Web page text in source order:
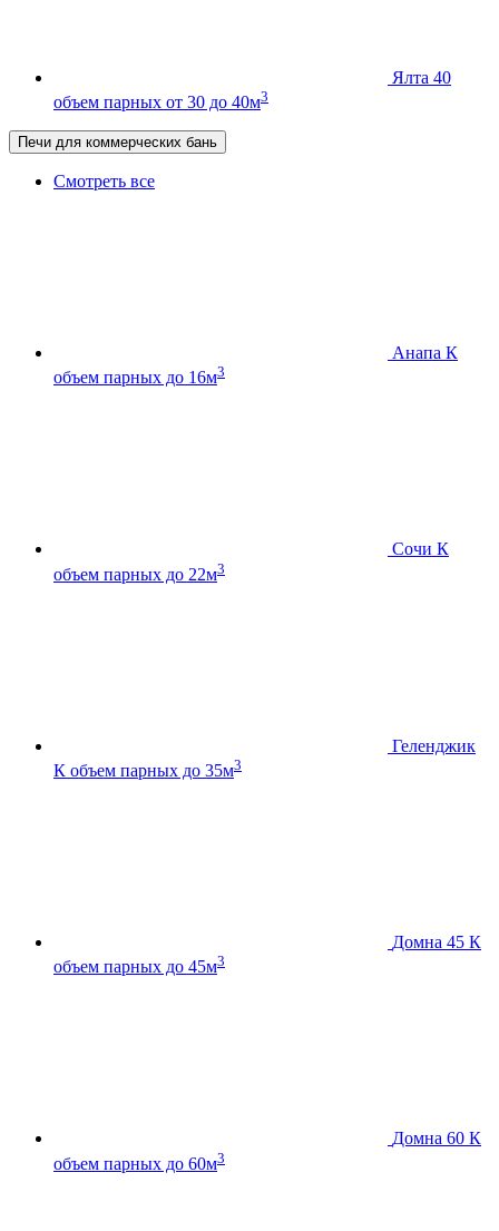
Ялта 40
объем парных от 30 до 40м3
Печи для коммерческих бань
Смотреть все
Анапа К
объем парных до 16м3
Сочи К
объем парных до 22м3
Геленджик
К объем парных до 35м3
Домна 45 К
объем парных до 45м3
Домна 60 К
объем парных до 60м3